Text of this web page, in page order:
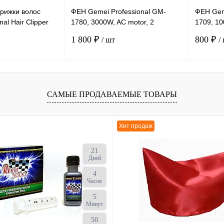
волос
Hair Clipper
ФЕН Gemei Professional GM-
1780, 3000W, AC motor, 2
1 800 ₽ / шт
ФЕН
1709,
800 ₽ /
САМЫЕ ПРОДАВАЕМЫЕ ТОВАРЫ
21
Дней
4
Часов
5
Минут
49
Хит продаж